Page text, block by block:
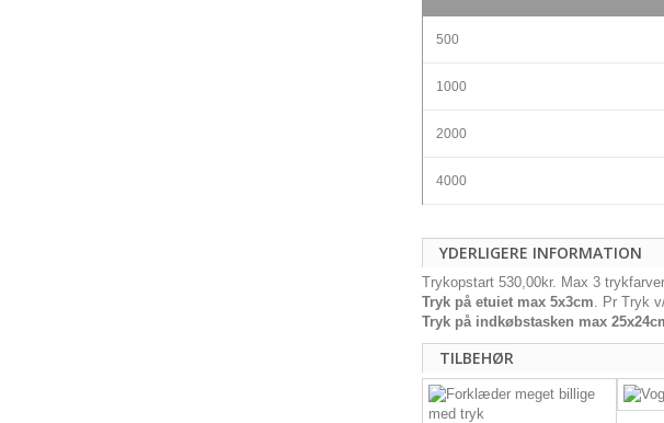
500
1000
2000
4000
YDERLIGERE INFORMATION
Trykopstart 530,00kr. Max 3 trykfarver.
Tryk på etuiet max 5x3cm . Pr Tryk
Tryk på indkøbstasken max
TILBEHØR